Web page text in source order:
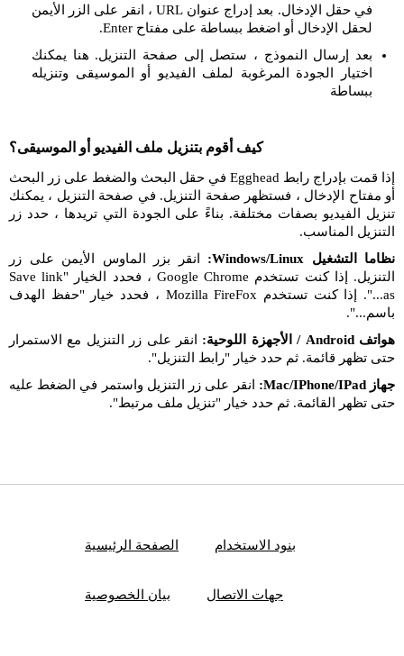
في حقل الإدخال. بعد إدراج عنوان URL ، انقر على الزر الأيمن
لحقل الإدخال أو اضغط ببساطة على مفتاح Enter.
بعد إرسال النموذج ، ستصل إلى صفحة التنزيل. هنا يمكنك
اختيار الجودة المرغوبة لملف الفيديو أو الموسيقى وتنزيله
ببساطة
كيف أقوم بتنزيل ملف الفيديو أو الموسيقى؟
إذا قمت بإدراج رابط Egghead في حقل البحث والضغط على زر البحث
أو مفتاح الإدخال ، فستظهر صفحة التنزيل. في صفحة التنزيل ، يمكنك
تنزيل الفيديو بصفات مختلفة. بناءً على الجودة التي تريدها ، حدد زر
التنزيل المناسب.
نظاما التشغيل Windows/Linux:
انقر بزر الماوس الأيمن على زر
التنزيل. إذا كنت تستخدم Google Chrome ، فحدد الخيار "Save link
as...". إذا كنت تستخدم Mozilla FireFox ، فحدد خيار "حفظ الهدف
باسم...".
هواتف Android / الأجهزة اللوحية:
انقر على زر التنزيل مع الاستمرار
حتى تظهر قائمة. ثم حدد خيار "رابط التنزيل".
جهاز Mac/IPhone/IPad:
انقر على زر التنزيل واستمر في الضغط عليه
حتى تظهر القائمة. ثم حدد خيار "تنزيل ملف مرتبط".
الصفحة الرئيسية بنود الاستخدام
بيان الخصوصية جهات الاتصال